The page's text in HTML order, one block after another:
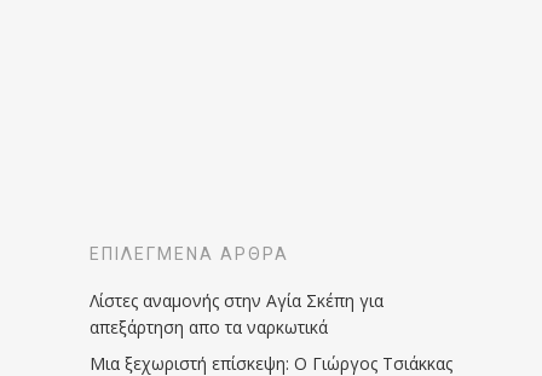
ΕΠΙΛΕΓΜΈΝΑ ΆΡΘΡΑ
Λίστες αναμονής στην Αγία Σκέπη για
απεξάρτηση απο τα ναρκωτικά
Μια ξεχωριστή επίσκεψη: Ο Γιώργος Τσιάκκας